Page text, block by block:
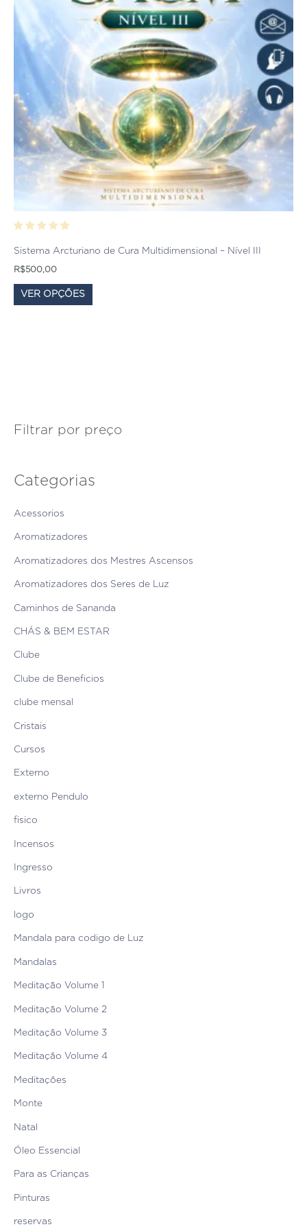
Filtrar por preço
Categorias
Acessorios
Aromatizadores
Aromatizadores dos Mestres Ascensos
Aromatizadores dos Seres de Luz
Caminhos de Sananda
CHÁS & BEM ESTAR
Clube
Clube de Beneficios
clube mensal
Cristais
Cursos
Externo
externo Pendulo
fisico
Incensos
Ingresso
Livros
logo
Mandala para codigo de Luz
Mandalas
Meditação Volume 1
Meditação Volume 2
Meditação Volume 3
Meditação Volume 4
Meditações
Monte
Natal
Óleo Essencial
Para as Crianças
Pinturas
reservas
Sistema Arcturiano de Cura Multidimensional – Nível III
R$500,00
VER OPÇÕES
variantes.
As
opções
podem
ser
escolhidas
página
do
produto